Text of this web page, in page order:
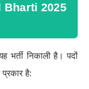
Bharti 2025
भर्ती निकाली है। पदों
है: